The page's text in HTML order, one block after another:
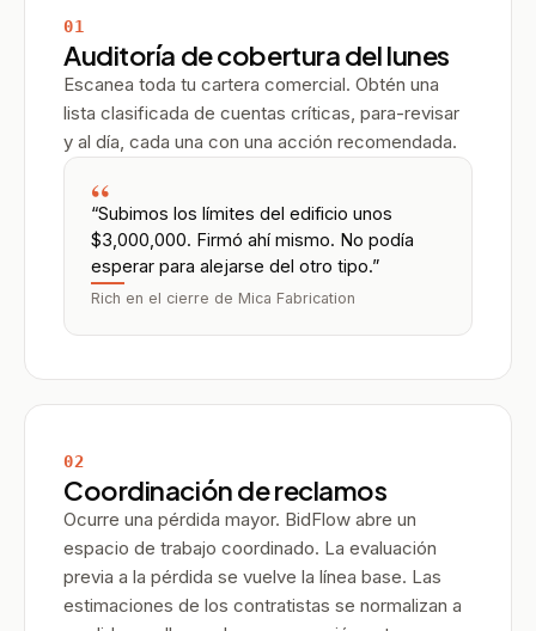
01
Auditoría de cobertura del lunes
Escanea toda tu cartera comercial. Obtén una
lista clasificada de cuentas críticas, para-revisar
y al día, cada una con una acción recomendada.
“
“Subimos los límites del edificio unos
$3,000,000. Firmó ahí mismo. No podía
esperar para alejarse del otro tipo.”
Rich en el cierre de Mica Fabrication
02
Coordinación de reclamos
Ocurre una pérdida mayor. BidFlow abre un
espacio de trabajo coordinado. La evaluación
previa a la pérdida se vuelve la línea base. Las
estimaciones de los contratistas se normalizan a